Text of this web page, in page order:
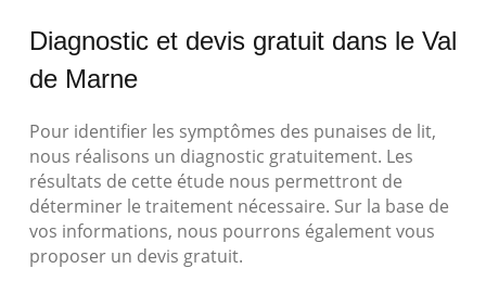
Diagnostic et devis gratuit dans le Val
de Marne
Pour identifier les symptômes des punaises de lit,
nous réalisons un diagnostic gratuitement. Les
résultats de cette étude nous permettront de
déterminer le traitement nécessaire. Sur la base de
vos informations, nous pourrons également vous
proposer un devis gratuit.